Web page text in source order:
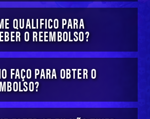
QUALIFICO PARA
O REEMBOLSO?
FAÇO PARA OBTER O